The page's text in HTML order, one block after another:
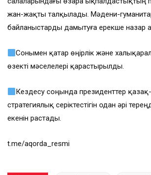
жан-жақты талқылады. Мәдени-
байланыстарды дамытуға ерекше назар
Сонымен қатар өңірлік және
өзекті мәселелері қарастырылды.
Кездесу соңында президенттер
стратегиялық серіктестігін одан әрі
екенін растады.
t.me/aqorda_resmi